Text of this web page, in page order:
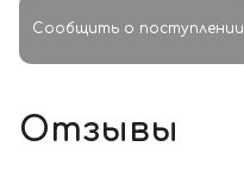
Сообщить о поступлении
Отзывы